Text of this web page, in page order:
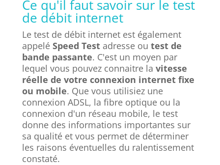
Ce qu'il faut savoir sur le test
de débit internet
Le test de débit internet est également
appelé Speed Testadresse ou test de
bande passante. C'est un moyen par
lequel vous pouvez connaitre la vitesse
réelle de votre connexion internet fixe
ou mobile. Que vous utilisiez une
connexion ADSL, la fibre optique ou la
connexion d'un réseau mobile, le test
donne des informations importantes sur
sa qualité et vous permet de déterminer
les raisons éventuelles du ralentissement
constaté.